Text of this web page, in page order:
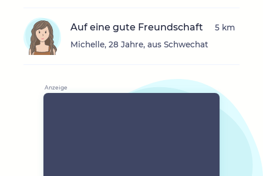
Auf eine gute Freundschaft
Michelle, 28 Jahre, aus Schwechat
5 km